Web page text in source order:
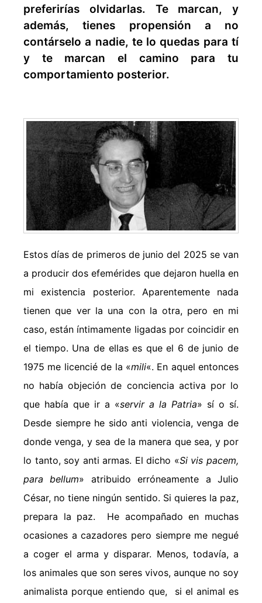
preferirías olvidarlas. Te marcan, y
además, tienes propensión a no
contárselo a nadie, te lo quedas para tí
y te marcan el camino para tu
comportamiento posterior.
Estos días de primeros de junio del 2025 se van
a producir dos efemérides que dejaron huella en
mi existencia posterior. Aparentemente nada
tienen que ver la una con la otra, pero en mi
caso, están íntimamente ligadas por coincidir en
el tiempo. Una de ellas es que el 6 de junio de
1975 me licencié de la «mili«. En aquel entonces
no había objeción de conciencia activa por lo
que había que ir a «servir a la Patria» sí o sí.
Desde siempre he sido anti violencia, venga de
donde venga, y sea de la manera que sea, y por
lo tanto, soy anti armas. El dicho «Si vis pacem,
para bellum» atribuido erróneamente a Julio
César, no tiene ningún sentido. Si quieres la paz,
prepara la paz. He acompañado en muchas
ocasiones a cazadores pero siempre me negué
a coger el arma y disparar. Menos, todavía, a
los animales que son seres vivos, aunque no soy
animalista porque entiendo que, si el animal es